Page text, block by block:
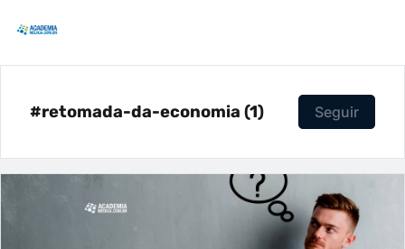
#retomada-da-economia (1) Seguir